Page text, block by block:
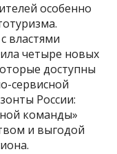
особенно
властями
четыре новых
доступны
сервисной
России:
команды»
и выгодой